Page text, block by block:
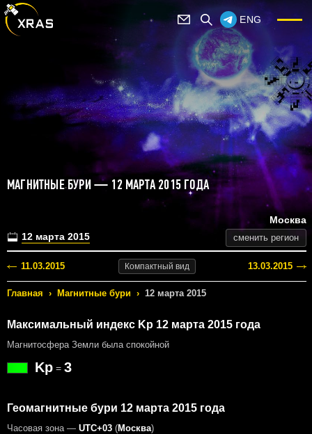
ENG
МАГНИТНЫЕ БУРИ — 12 МАРТА 2015 ГОДА
12 марта 2015
Москва
сменить регион
11.03.2015 Компактный вид 13.03.2015
Главная › Магнитные бури › 12 марта 2015
Максимальный индекс Kp 12 марта 2015 года
Магнитосфера Земли была спокойной
Kp = 3
Геомагнитные бури 12 марта 2015 года
Часовая зона — UTC+03 (Москва)